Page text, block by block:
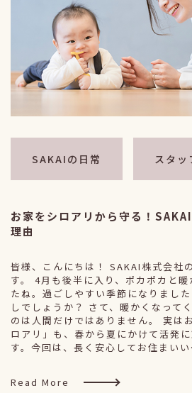
SAKAIの日常 スタッ
お家をシロアリから守る！
理由
皆様、こんにちは！ SAKAI株式会社
す。 4月も後半に入り、ポカポカと
たね。過ごしやすい季節になりまし
しでしょうか？ さて、暖かくなって
のは人間だけではありません。 実は
ロアリ」も、春から夏にかけて活発
す。今回は、長く安心してお住まい
Read More